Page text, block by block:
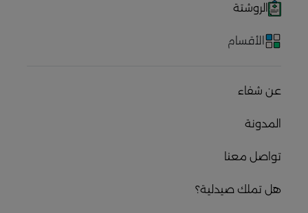
الروشتة
الأقسام
عن شفاء
المدونة
تواصل معنا
هل تملك صيدلية؟